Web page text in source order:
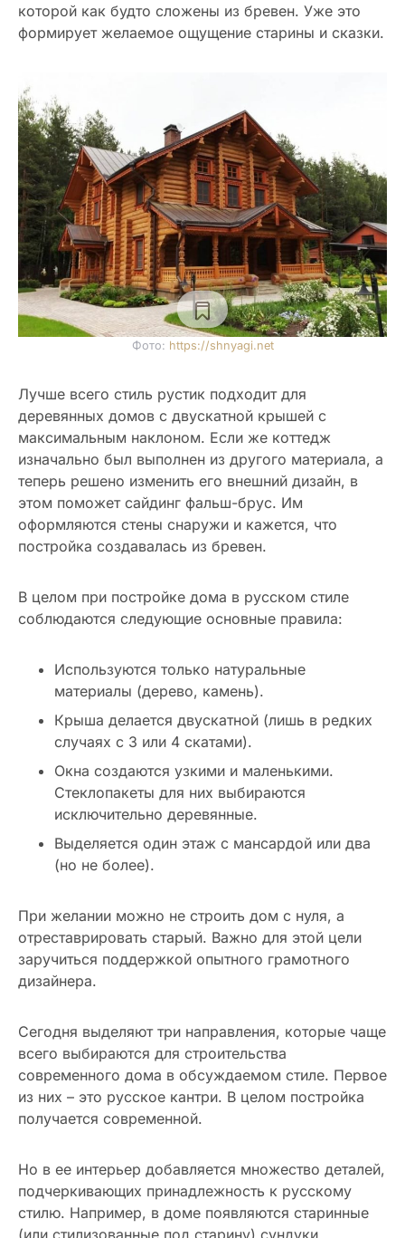
которой как будто сложены из бревен. Уже это
формирует желаемое ощущение старины и сказки.
Фото: https://shnyagi.net
Лучше всего стиль рустик подходит для
деревянных домов с двускатной крышей с
максимальным наклоном. Если же коттедж
изначально был выполнен из другого материала, а
теперь решено изменить его внешний дизайн, в
этом поможет сайдинг фальш-брус. Им
оформляются стены снаружи и кажется, что
постройка создавалась из бревен.
В целом при постройке дома в русском стиле
соблюдаются следующие основные правила:
Используются только натуральные
материалы (дерево, камень).
Крыша делается двускатной (лишь в редких
случаях с 3 или 4 скатами).
Окна создаются узкими и маленькими.
Стеклопакеты для них выбираются
исключительно деревянные.
Выделяется один этаж с мансардой или два
(но не более).
При желании можно не строить дом с нуля, а
отреставрировать старый. Важно для этой цели
заручиться поддержкой опытного грамотного
дизайнера.
Сегодня выделяют три направления, которые чаще
всего выбираются для строительства
современного дома в обсуждаемом стиле. Первое
из них – это русское кантри. В целом постройка
получается современной.
Но в ее интерьер добавляется множество деталей,
подчеркивающих принадлежность к русскому
стилю. Например, в доме появляются старинные
(или стилизованные под старину) сундуки,